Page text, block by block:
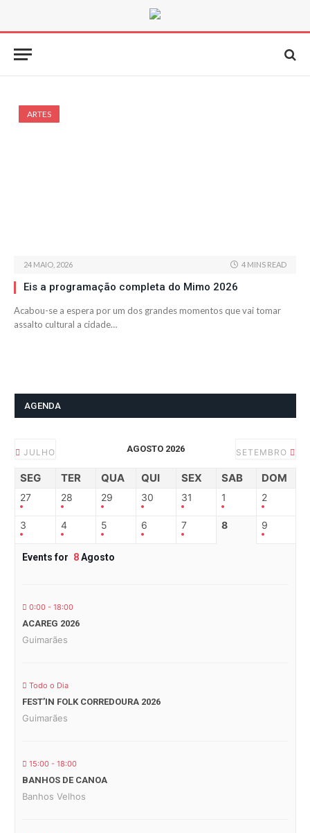
ARTES
24 MAIO, 2026 4 MINS READ
Eis a programação completa do Mimo 2026
Acabou-se a espera por um dos grandes momentos que vai tomar
assalto cultural a cidade…
AGENDA
JULHO AGOSTO 2026 SETEMBRO
SEG TER QUA QUI SEX SAB DOM
27 28 29 30 31 1 2
3 4 5 6 7 8 9
Events for 8Agosto
0:00 - 18:00
ACAREG 2026
Guimarães
Todo o Dia
FEST’IN FOLK CORREDOURA 2026
Guimarães
15:00 - 18:00
BANHOS DE CANOA
Banhos Velhos